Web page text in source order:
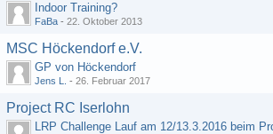
Indoor Training?
FaBa - 22. Oktober 2013
MSC Höckendorf e.V.
GP von Höckendorf
Jens L. - 26. Februar 2017
Project RC Iserlohn
LRP Challenge Lauf am 12/13.3.2016 beim